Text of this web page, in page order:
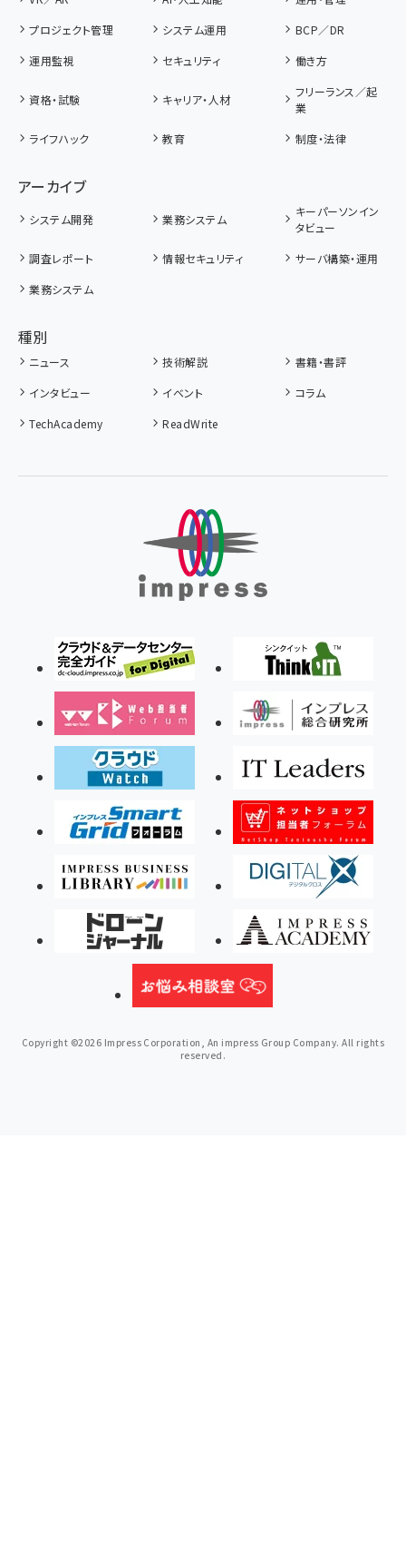
プロジェクト管理
システム運用
BCP／DR
運用監視
セキュリティ 働き方
資格・試験 キャリア・人材
フリーランス／起
業
ライフハック
教育 制度・法律
アーカイブ
システム開発 業務システム
キーパーソンイン
タビュー
調査レポート
情報セキュリティ
サーバ構築・運用
業務システム
種別
ニュース 技術解説
書籍・書評
インタビュー
イベント
コラム
TechAcademy
ReadWrite
Copyright ©2026 Impress Corporation, An impress Group Company. All rights
reserved.